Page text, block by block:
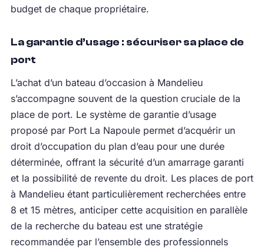
budget de chaque propriétaire.
La garantie d’usage : sécuriser sa place de
port
L’achat d’un bateau d’occasion à Mandelieu
s’accompagne souvent de la question cruciale de la
place de port. Le système de garantie d’usage
proposé par Port La Napoule permet d’acquérir un
droit d’occupation du plan d’eau pour une durée
déterminée, offrant la sécurité d’un amarrage garanti
et la possibilité de revente du droit. Les places de port
à Mandelieu étant particulièrement recherchées entre
8 et 15 mètres, anticiper cette acquisition en parallèle
de la recherche du bateau est une stratégie
recommandée par l’ensemble des professionnels